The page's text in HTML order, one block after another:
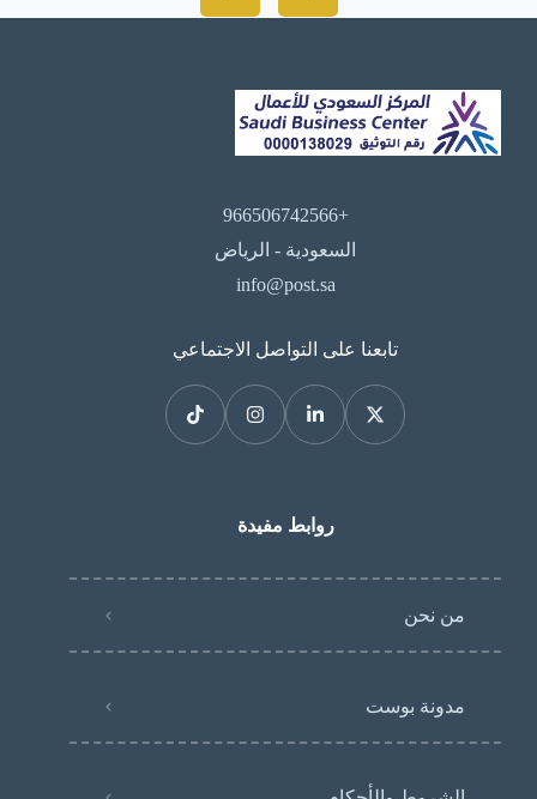
ما ستجده في شركة تأملات للاستشارات
في هذا المجال، والتي تعمل وفق أهداف
[…]
+966506742566
السعودية - الرياض
info@post.sa
تابعنا على التواصل الاجتماعي
روابط مفيدة
من نحن
مدونة بوست